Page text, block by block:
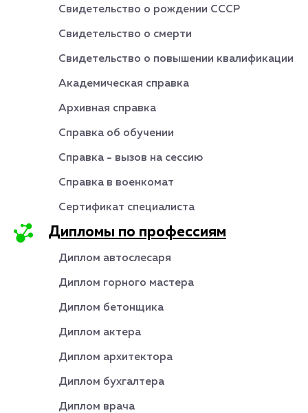
Свидетельство о рождении СССР
Свидетельство о смерти
Свидетельство о повышении квалификации
Академическая справка
Архивная справка
Справка об обучении
Справка - вызов на сессию
Справка в военкомат
Сертификат специалиста
Дипломы по профессиям
Диплом автослесаря
Диплом горного мастера
Диплом бетонщика
Диплом актера
Диплом архитектора
Диплом бухгалтера
Диплом врача